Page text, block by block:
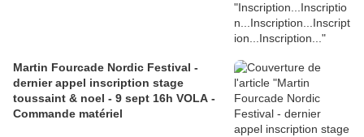
Martin Fourcade Nordic Festival -
dernier appel inscription stage
toussaint & noel - 9 sept 16h VOLA -
Commande matériel